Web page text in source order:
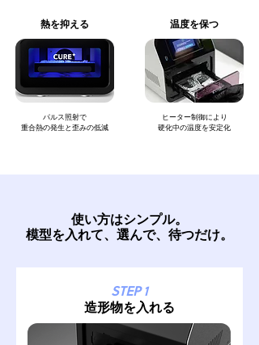
熱を抑える
パルス照射で
重合熱の発生と歪みの低減
温度を保つ
ヒーター​制御により
硬化中の温度を安定化
使い方はシンプル。
模型を入れて、選んで、待つだけ。
STEP 1
造形物を入れる